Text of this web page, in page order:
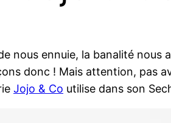
nous ennuie, la banalité
donc ! Mais attention, pas
Jojo & Co utilise dans son